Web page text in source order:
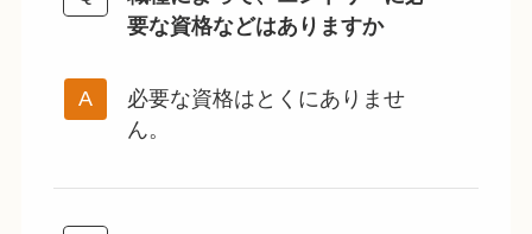
要な資格などはありますか
必要な資格はとくにありませ
ん。